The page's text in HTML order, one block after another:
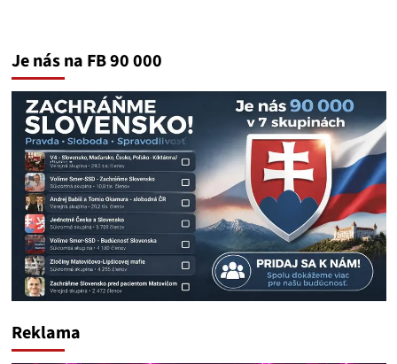
Je nás na FB 90 000
Reklama